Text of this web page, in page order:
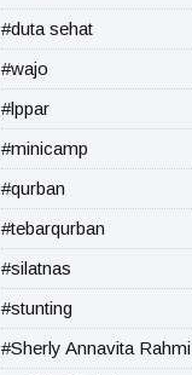
#duta sehat
#wajo
#lppar
#minicamp
#qurban
#tebarqurban
#silatnas
#stunting
#Sherly Annavita Rahmi